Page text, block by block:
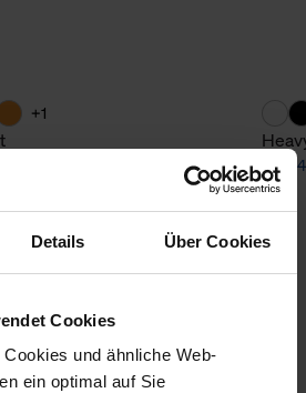
Details Über Cookies
Cookies
und ähnliche Web-
ein optimal auf Sie
+1
from